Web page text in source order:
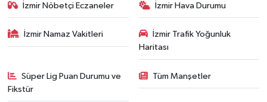
İzmir Nöbetçi Eczaneler İzmir Hava Durumu
İzmir Namaz Vakitleri
İzmir Trafik Yoğunluk
Haritası
Süper Lig Puan Durumu ve
Fikstür
Tüm Manşetler